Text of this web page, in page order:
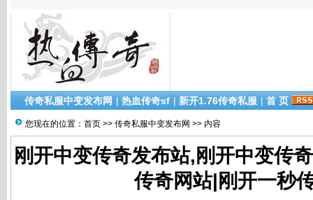
传奇私服中变发布网 | 热血传奇sf | 新开1.76传奇私服 | 首 页
您现在的位置： 首页 >> 传奇私服中变发布网 >> 内容
刚开中变传奇发布站,刚开中变传
传奇网站|刚开一秒